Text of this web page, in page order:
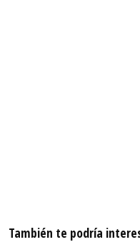
También te podría